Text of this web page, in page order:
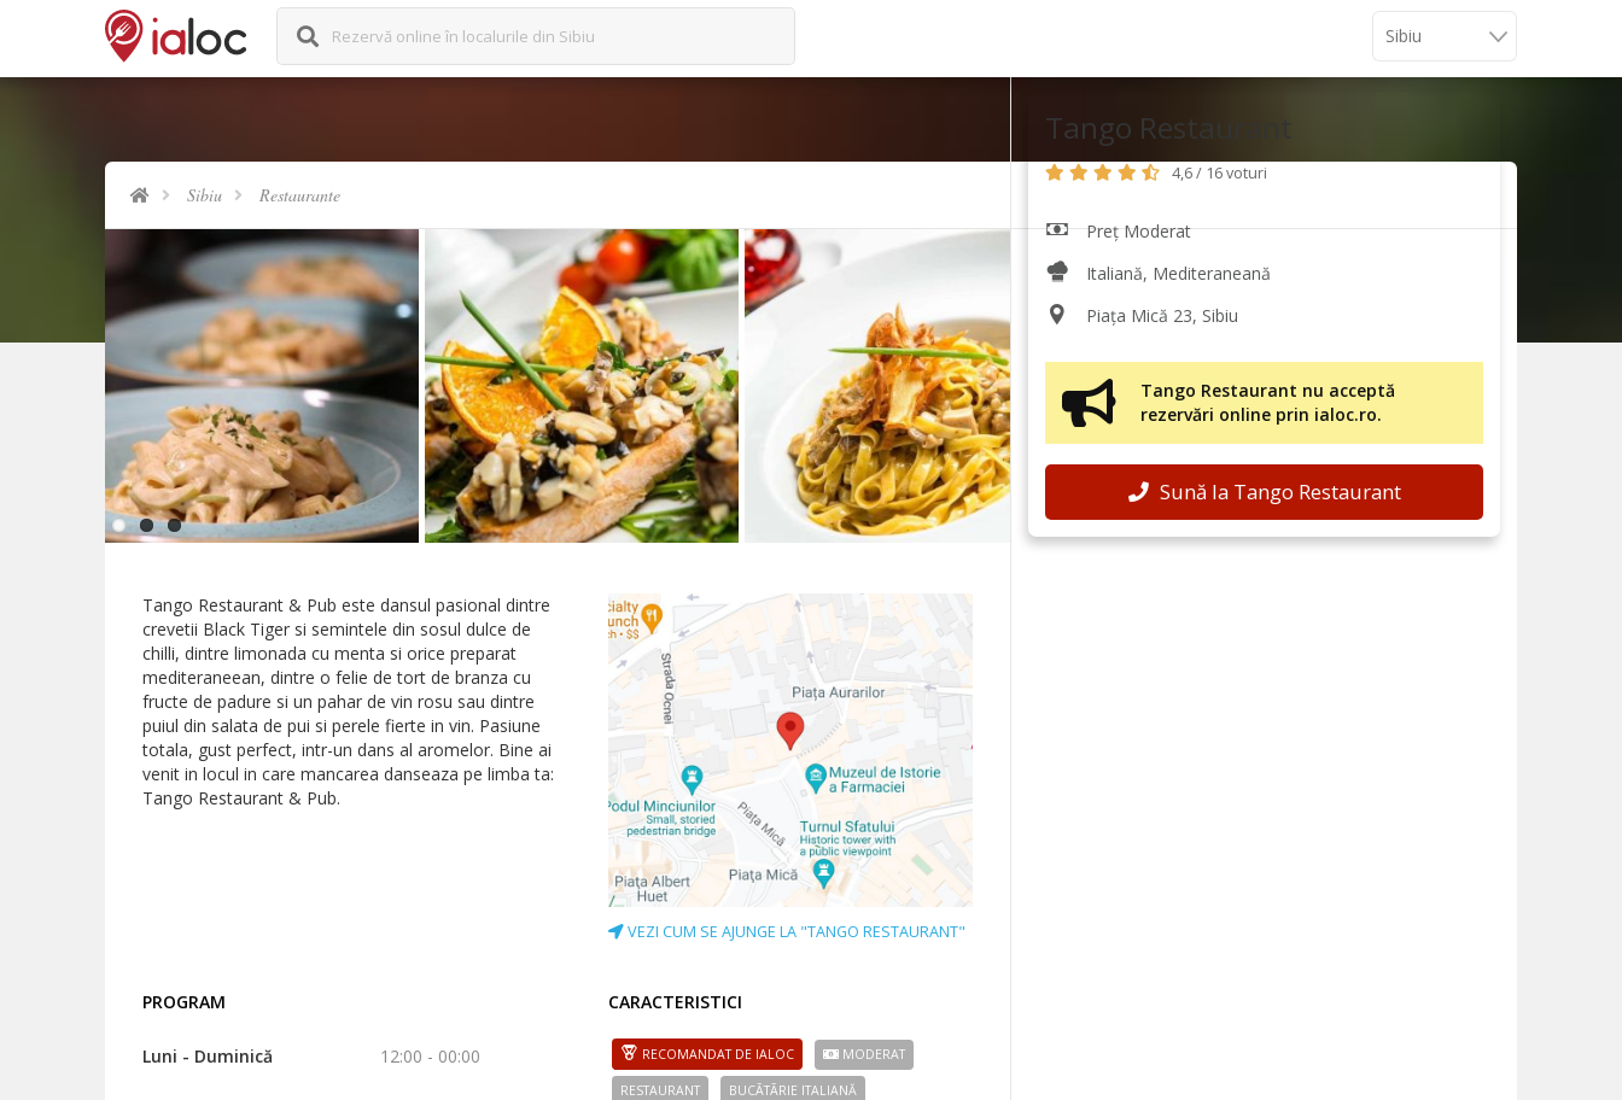
Rezervă online în localurile din Sibiu
Sibiu Restaurante
Tango Restaurant
4,6 / 16 voturi
Preț Moderat
Italiană, Mediteraneană
Piața Mică 23, Sibiu
Tango Restaurant nu acceptă
rezervări online prin ialoc.ro.
Sună la Tango Restaurant
Tango Restaurant & Pub este dansul pasional dintre
crevetii Black Tiger si semintele din sosul dulce de
chilli, dintre limonada cu menta si orice preparat
mediteraneean, dintre o felie de tort de branza cu
fructe de padure si un pahar de vin rosu sau dintre
puiul din salata de pui si perele fierte in vin. Pasiune
totala, gust perfect, intr-un dans al aromelor. Bine ai
venit in locul in care mancarea danseaza pe limba ta:
Tango Restaurant & Pub.
VEZI CUM SE AJUNGE LA "TANGO RESTAURANT"
PROGRAM
Luni - Duminică 12:00 - 00:00
CARACTERISTICI
RECOMANDAT DE IALOC MODERAT
RESTAURANT BUCÃTÃRIE ITALIANĂ